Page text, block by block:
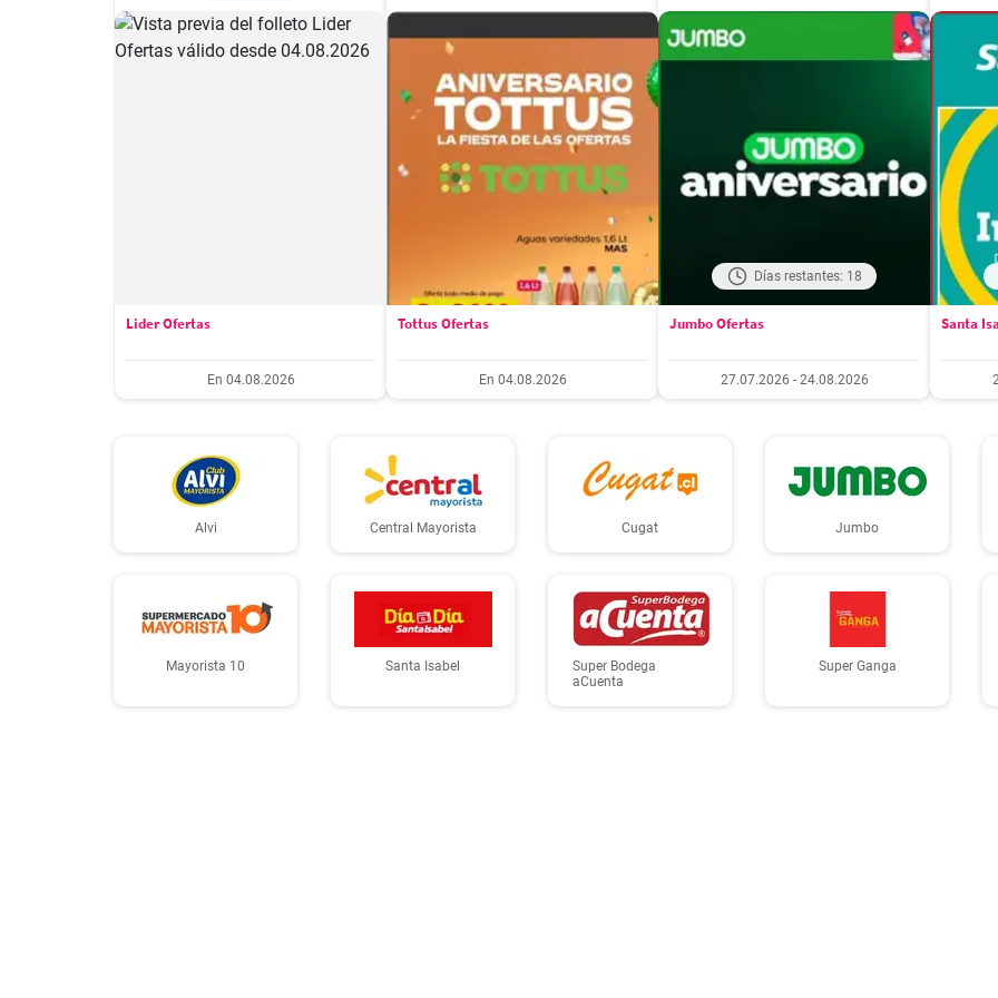
Lider Ofertas
En 04.08.2026
Tottus Ofertas
En 04.08.2026
Días restantes: 18
Jumbo Ofertas
27.07.2026 - 24.08.2026
Santa
Alvi Central Mayorista Cugat Jumbo
Mayorista 10 Santa Isabel
Super Bodega
aCuenta
Super Ganga